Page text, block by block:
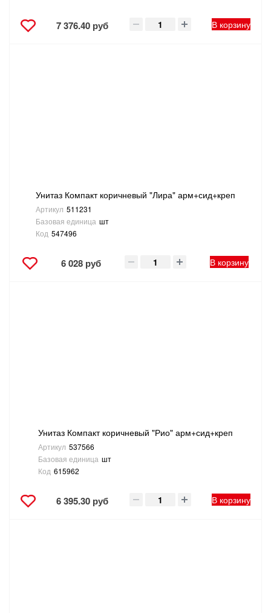
7 376.40 руб В корзину
Унитаз Компакт коричневый "Лира" арм+сид+креп
Артикул 511231
Базовая единица шт
Код 547496
6 028 руб В корзину
Унитаз Компакт коричневый "Рио" арм+сид+креп
Артикул 537566
Базовая единица шт
Код 615962
6 395.30 руб В корзину